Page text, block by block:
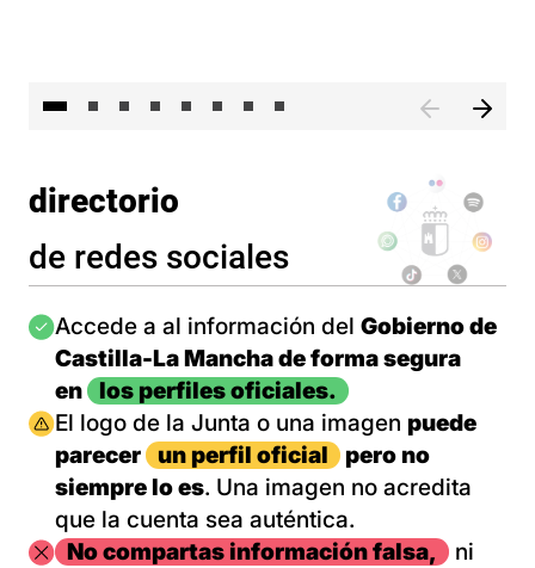
directorio
de redes sociales
Imagen
Accede a al información del Gobierno de
Castilla-La Mancha de forma segura
en
los perfiles oficiales.
Imagen
El logo de la Junta o una imagen puede
parecer
un perfil oficial
pero no
siempre lo es. Una imagen no acredita
que la cuenta sea auténtica.
ImagenNo compartas información falsa,
ni